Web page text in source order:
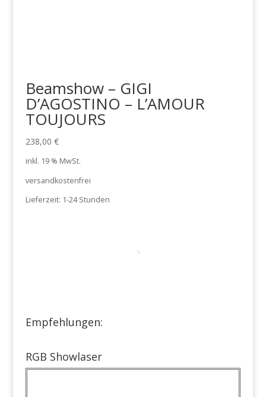
Beamshow – GIGI
D’AGOSTINO – L’AMOUR
TOUJOURS
238,00 €
inkl. 19 % MwSt.
versandkostenfrei
Lieferzeit: 1-24 Stunden
Empfehlungen:
RGB Showlaser